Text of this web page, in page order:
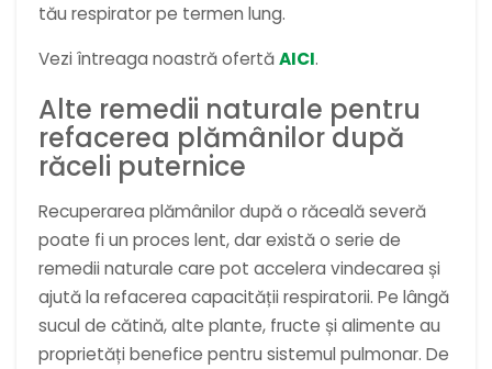
tău respirator pe termen lung.
Vezi întreaga noastră ofertăAICI.
Alte remedii naturale pentru
refacerea plămânilor după
răceli puternice
Recuperarea plămânilor după o răceală severă
poate fi un proces lent, dar există o serie de
remedii naturale care pot accelera vindecarea și
ajută la refacerea capacității respiratorii. Pe lângă
sucul de cătină, alte plante, fructe și alimente au
proprietăți benefice pentru sistemul pulmonar. De